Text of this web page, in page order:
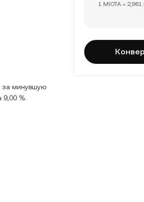
за минувшую
%.
1 MIOTA =